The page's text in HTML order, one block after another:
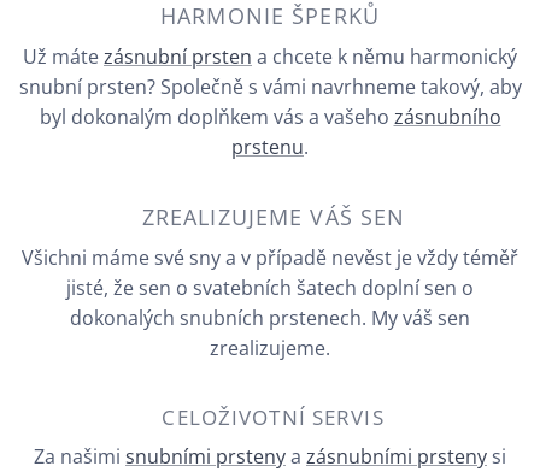
HARMONIE ŠPERKŮ
Už mátezásnubní prsten a chcete k němu harmonický
snubní prsten? Společně s vámi navrhneme takový, aby
byl dokonalým doplňkem vás a vašeho zásnubního
prstenu.
ZREALIZUJEME VÁŠ SEN
Všichni máme své sny a v případě nevěst je vždy téměř
jisté, že sen o svatebních šatech doplní sen o
dokonalých snubních prstenech. My váš sen
zrealizujeme.
CELOŽIVOTNÍ SERVIS
Za našimi snubními prstenya zásnubními prsteny si